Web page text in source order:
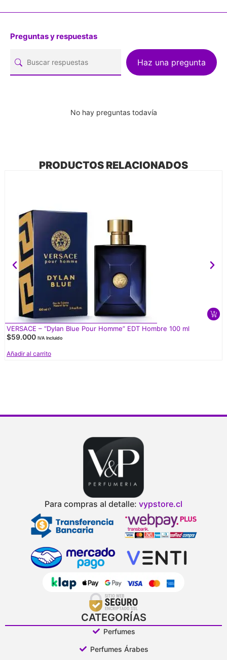
Preguntas y respuestas
Haz una pregunta
No hay preguntas todavía
PRODUCTOS RELACIONADOS
VERSACE – “Dylan Blue Pour Homme” EDT Hombre 100 ml
$59.000 IVA Incluido
Añadir al carrito
Para compras al detalle: vypstore.cl
CATEGORÍAS
Perfumes
Perfumes Árabes